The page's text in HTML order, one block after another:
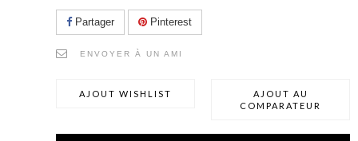
Partager Pinterest
ENVOYER À UN AMI
AJOUT WISHLIST
AJOUT AU
COMPARATEUR